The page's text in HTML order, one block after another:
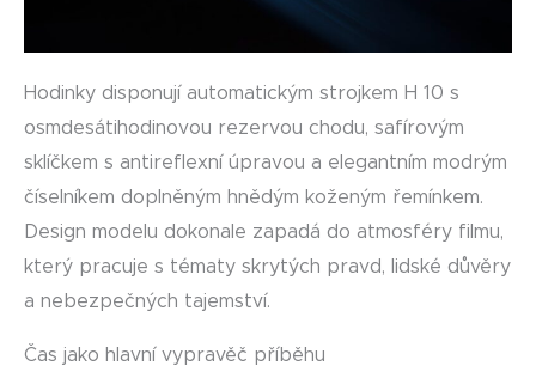
Hodinky disponují automatickým strojkem H 10 s
osmdesátihodinovou rezervou chodu, safírovým
sklíčkem s antireflexní úpravou a elegantním modrým
číselníkem doplněným hnědým koženým řemínkem.
Design modelu dokonale zapadá do atmosféry filmu,
který pracuje s tématy skrytých pravd, lidské důvěry
a nebezpečných tajemství.
Čas jako hlavní vypravěč příběhu